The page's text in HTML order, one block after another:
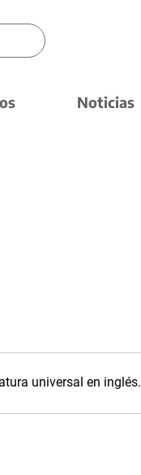
Noticias
universal en inglés.